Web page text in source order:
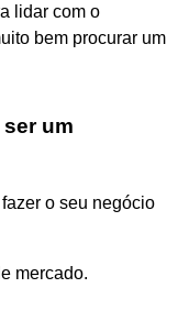
lidar com o
bem procurar um
um
o seu negócio
mercado.